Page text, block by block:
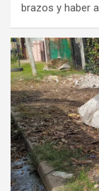
brazos y haber